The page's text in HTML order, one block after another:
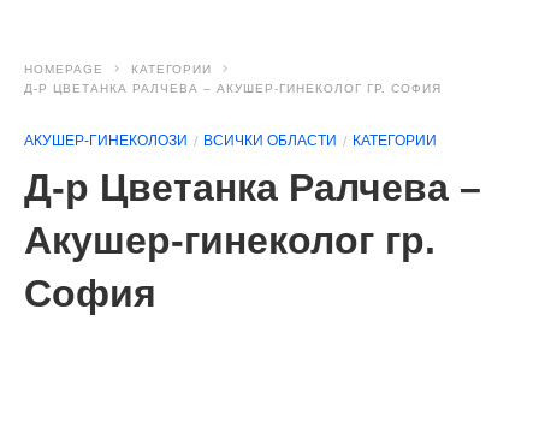
HOMEPAGE
КАТЕГОРИИ
Д-Р ЦВЕТАНКА РАЛЧЕВА – АКУШЕР-ГИНЕКОЛОГ ГР. СОФИЯ
АКУШЕР-ГИНЕКОЛОЗИ ВСИЧКИ ОБЛАСТИ КАТЕГОРИИ
Д-р Цветанка Ралчева –
Акушер-гинеколог гр.
София